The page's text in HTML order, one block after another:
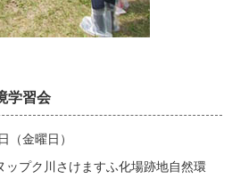
学習会
金曜日）
プク川さけますふ化場跡地自然環